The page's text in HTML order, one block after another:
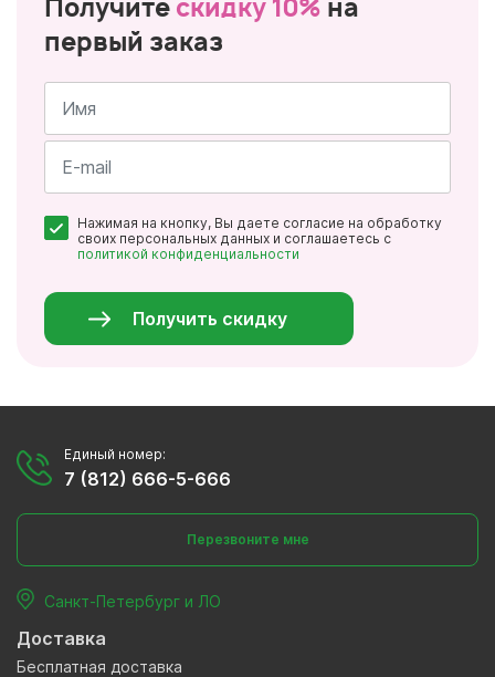
Получите скидку 10% на
первый заказ
Имя
*
Нажимая на кнопку, Вы даете согласие на обработку
своих персональных данных и соглашаетесь с
политикой конфиденциальности
Получить скидку
Единый номер:
7 (812) 666-5-666
Перезвоните мне
Санкт-Петербург и ЛО
Доставка
Бесплатная доставка